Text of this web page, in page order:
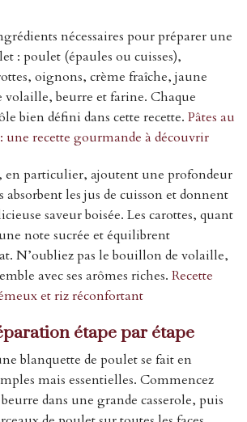
nécessaires pour préparer une
: poulet (épaules ou cuisses),
oignons, crème fraîche, jaune
beurre et farine. Chaque
bien défini dans cette recette. Pâtes au
recette gourmande à découvrir
en particulier, ajoutent une profondeur
les jus de cuisson et donnent
saveur boisée. Les carottes, quant
note sucrée et équilibrent
N’oubliez pas le bouillon de volaille,
avec ses arômes riches. Recette
et riz réconfortant
étape par étape
blanquette de poulet se fait en
mais essentielles. Commencez
dans une grande casserole, puis